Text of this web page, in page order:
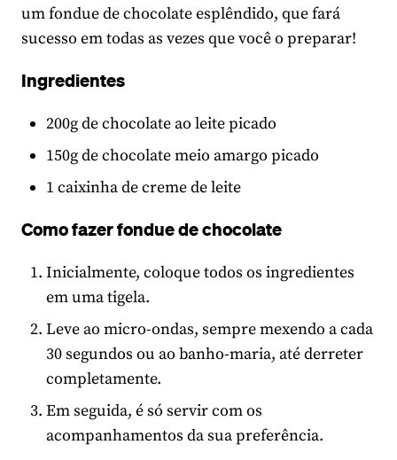
um fondue de chocolate esplêndido, que fará
sucesso em todas as vezes que você o preparar!
Ingredientes
200g de chocolate ao leite picado
150g de chocolate meio amargo picado
1 caixinha de creme de leite
Como fazer fondue de chocolate
Inicialmente, coloque todos os ingredientes
em uma tigela.
Leve ao micro-ondas, sempre mexendo a cada
30 segundos ou ao banho-maria, até derreter
completamente.
Em seguida, é só servir com os
acompanhamentos da sua preferência.